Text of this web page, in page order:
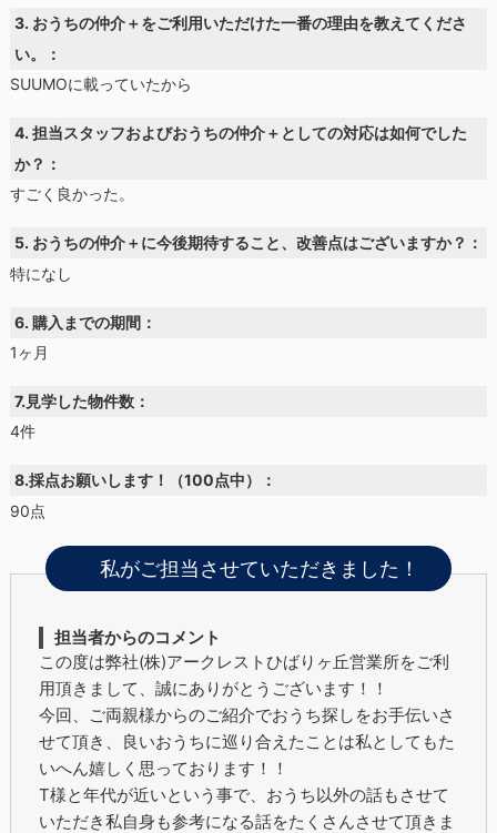
3. おうちの仲介＋をご利用いただけた一番の理由を教えてくださ
い。：
SUUMOに載っていたから
4. 担当スタッフおよびおうちの仲介＋としての対応は如何でした
か？：
すごく良かった。
5. おうちの仲介＋に今後期待すること、改善点はございますか？：
特になし
6. 購入までの期間：
1ヶ月
7.見学した物件数：
4件
8.採点お願いします！（100点中）：
90点
私がご担当させていただきました！
担当者からのコメント
この度は弊社(株)アークレストひばりヶ丘営業所をご利
用頂きまして、誠にありがとうございます！！
今回、ご両親様からのご紹介でおうち探しをお手伝いさ
せて頂き、良いおうちに巡り合えたことは私としてもた
いへん嬉しく思っております！！
T様と年代が近いという事で、おうち以外の話もさせて
いただき私自身も参考になる話をたくさんさせて頂きま